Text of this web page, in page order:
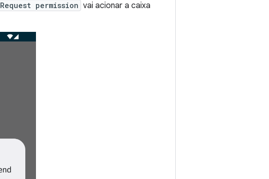
Request permission vai acionar a caixa